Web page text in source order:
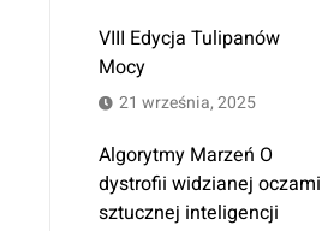
VIII Edycja Tulipanów
Mocy
21 września, 2025
Algorytmy Marzeń O
dystrofii widzianej oczami
sztucznej inteligencji